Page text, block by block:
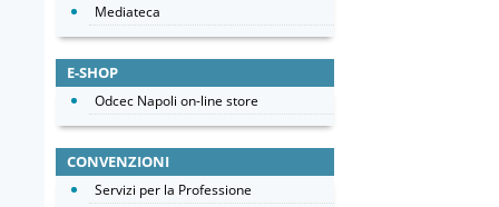
Mediateca
E-SHOP
Odcec Napoli on-line store
CONVENZIONI
Servizi per la Professione